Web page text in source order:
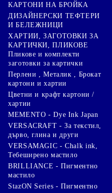
КАРТОНИ НА БРОЙКА
ДИЗАЙНЕРСКИ ТЕФТЕРИ
И БЕЛЕЖНИЦИ
ХАРТИИ, ЗАГОТОВКИ ЗА
КАРТИЧКИ, ПЛИКОВЕ
Пликове и комплекти
заготовки за картички
Перлени , Металик , Брокат
картони и хартии
Цветни и крафт картони /
хартии
MEMENTO - Dye Ink Japan
VERSACRAFT - За текстил,
дърво, глина и други
VERSAMAGIC - Chalk ink,
Тебеширено мастило
BRILLIANCE - Пигментно
мастило
StazON Series - Пигментно